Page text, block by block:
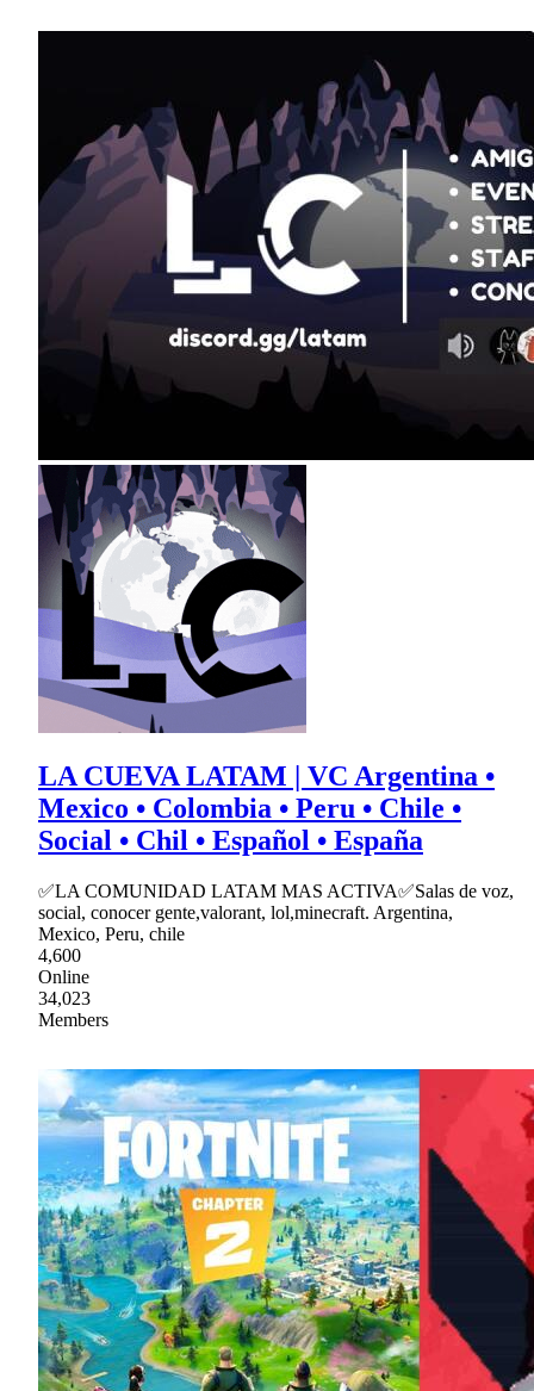
LA CUEVA LATAM | VC Argentina •
Mexico • Colombia • Peru • Chile •
Social • Chil • Español • España
✅LA COMUNIDAD LATAM MAS ACTIVA✅Salas de voz,
social, conocer gente,valorant, lol,minecraft. Argentina,
Mexico, Peru, chile
4,600
Online
34,023
Members